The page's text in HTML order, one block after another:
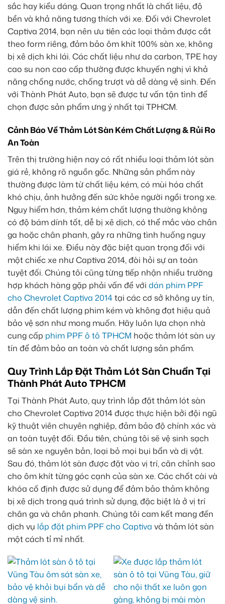
sắc hay kiểu dáng. Quan trọng nhất là chất liệu, độ
bền và khả năng tương thích với xe. Đối với Chevrolet
Captiva 2014, bạn nên ưu tiên các loại thảm được cắt
theo form riêng, đảm bảo ôm khít 100% sàn xe, không
bị xê dịch khi lái. Các chất liệu như da carbon, TPE hay
cao su non cao cấp thường được khuyến nghị vì khả
năng chống nước, chống trượt và dễ dàng vệ sinh. Đến
với Thành Phát Auto, bạn sẽ được tư vấn tận tình để
chọn được sản phẩm ưng ý nhất tại TPHCM.
Cảnh Báo Về Thảm Lót Sàn Kém Chất Lượng & Rủi Ro
An Toàn
Trên thị trường hiện nay có rất nhiều loại thảm lót sàn
giá rẻ, không rõ nguồn gốc. Những sản phẩm này
thường được làm từ chất liệu kém, có mùi hóa chất
khó chịu, ảnh hưởng đến sức khỏe người ngồi trong xe.
Nguy hiểm hơn, thảm kém chất lượng thường không
có độ bám dính tốt, dễ bị xê dịch, có thể mắc vào chân
ga hoặc chân phanh, gây ra những tình huống nguy
hiểm khi lái xe. Điều này đặc biệt quan trọng đối với
một chiếc xe như Captiva 2014, đòi hỏi sự an toàn
tuyệt đối. Chúng tôi cũng từng tiếp nhận nhiều trường
hợp khách hàng gặp phải vấn đề với dán phim PPF
cho Chevrolet Captiva 2014tại các cơ sở không uy tín,
dẫn đến chất lượng phim kém và không đạt hiệu quả
bảo vệ sơn như mong muốn. Hãy luôn lựa chọn nhà
cung cấp phim PPF ô tô TPHCM hoặc thảm lót sàn uy
tín để đảm bảo an toàn và chất lượng sản phẩm.
Quy Trình Lắp Đặt Thảm Lót Sàn Chuẩn Tại
Thành Phát Auto TPHCM
Tại Thành Phát Auto, quy trình lắp đặt thảm lót sàn
cho Chevrolet Captiva 2014 được thực hiện bởi đội ngũ
kỹ thuật viên chuyên nghiệp, đảm bảo độ chính xác và
an toàn tuyệt đối. Đầu tiên, chúng tôi sẽ vệ sinh sạch
sẽ sàn xe nguyên bản, loại bỏ mọi bụi bẩn và dị vật.
Sau đó, thảm lót sàn được đặt vào vị trí, căn chỉnh sao
cho ôm khít từng góc cạnh của sàn xe. Các chốt cài và
khóa cố định được sử dụng để đảm bảo thảm không
bị xê dịch trong quá trình sử dụng, đặc biệt là ở vị trí
chân ga và chân phanh. Chúng tôi cam kết mang đến
dịch vụ lắp đặt phim PPF cho Captiva và thảm lót sàn
một cách tỉ mỉ nhất.